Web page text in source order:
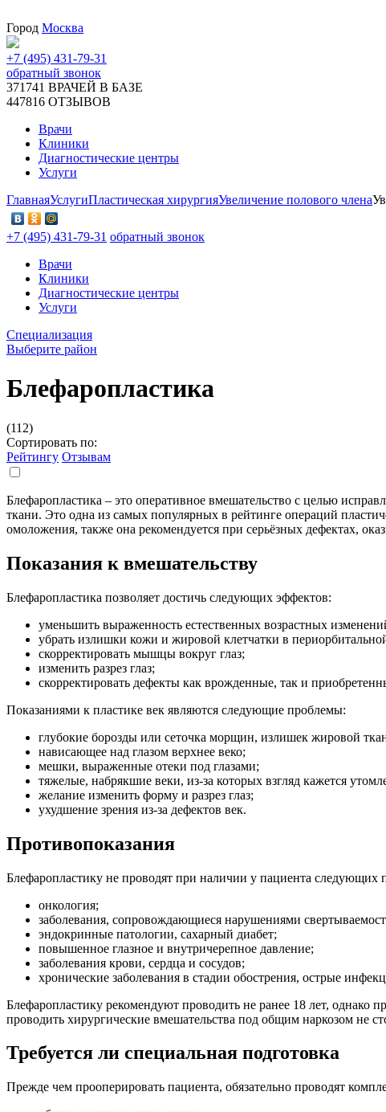
Город Москва
+7 (495) 431-79-31
обратный звонок
371741 ВРАЧЕЙ В БАЗЕ
447816 ОТЗЫВОВ
Врачи
Клиники
Диагностические центры
Услуги
ГлавнаяУслугиПластическая хирургияУвеличение полового члена
+7 (495) 431-79-31 обратный звонок
Врачи
Клиники
Диагностические центры
Услуги
Специализация
Выберите район
Блефаропластика
(112)
Сортировать по:
Рейтингу Отзывам
Блефаропластика – это оперативное вмешательство с целью
ткани. Это одна из самых популярных в рейтинге операций
омоложения, также она рекомендуется при серьёзных дефектах,
Показания к вмешательству
Блефаропластика позволяет достичь следующих эффектов:
уменьшить выраженность естественных возрастных
убрать излишки кожи и жировой клетчатки в
скорректировать мышцы вокруг глаз;
изменить разрез глаз;
скорректировать дефекты как врожденные, так и
Показаниями к пластике век являются следующие проблемы:
глубокие борозды или сеточка морщин, излишек жировой
нависающее над глазом верхнее веко;
мешки, выраженные отеки под глазами;
тяжелые, набрякшие веки, из-за которых взгляд кажется
желание изменить форму и разрез глаз;
ухудшение зрения из-за дефектов век.
Противопоказания
Блефаропластику не проводят при наличии у пациента следующих
онкология;
заболевания, сопровождающиеся нарушениями
эндокринные патологии, сахарный диабет;
повышенное глазное и внутричерепное давление;
заболевания крови, сердца и сосудов;
хронические заболевания в стадии обострения, острые
Блефаропластику рекомендуют проводить не ранее 18 лет,
проводить хирургические вмешательства под общим наркозом не
Требуется ли специальная подготовка
Прежде чем прооперировать пациента, обязательно проводят